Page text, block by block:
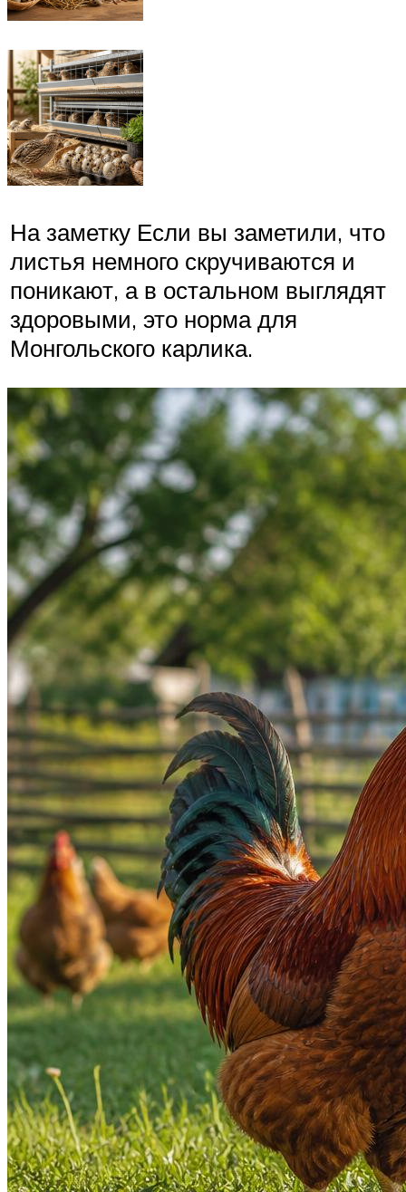
На заметку Если вы заметили, что
листья немного скручиваются и
поникают, а в остальном выглядят
здоровыми, это норма для
Монгольского карлика.